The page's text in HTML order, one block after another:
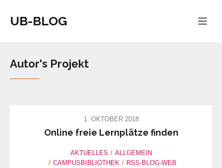
UB-BLOG
Autor's Projekt
1. OKTOBER 2018
Online freie Lernplätze finden
AKTUELLES
ALLGEMEIN
CAMPUSBIBLIOTHEK
RSS-BLOG-WEB